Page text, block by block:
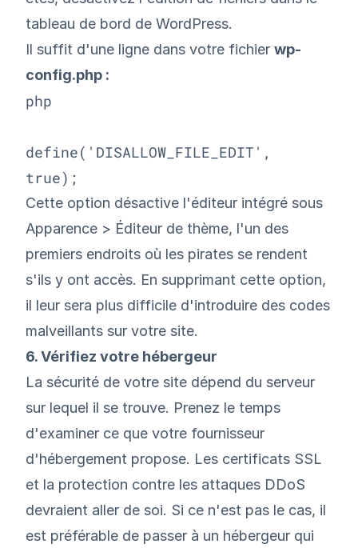
tableau de bord de WordPress.
Il suffit d'une ligne dans votre fichier wp-
config.php :
php
define('DISALLOW_FILE_EDIT',
true);
Cette option désactive l'éditeur intégré sous
Apparence > Éditeur de thème, l'un des
premiers endroits où les pirates se rendent
s'ils y ont accès. En supprimant cette option,
il leur sera plus difficile d'introduire des codes
malveillants sur votre site.
6. Vérifiez votre hébergeur
La sécurité de votre site dépend du serveur
sur lequel il se trouve. Prenez le temps
d'examiner ce que votre fournisseur
d'hébergement propose. Les certificats SSL
et la protection contre les attaques DDoS
devraient aller de soi. Si ce n'est pas le cas, il
est préférable de passer à un hébergeur qui